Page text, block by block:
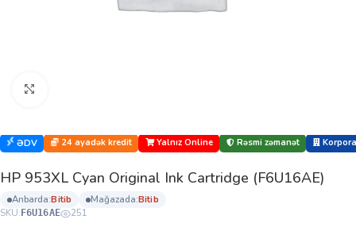
ƏDV 24 ayadək kredit Yalnız Online Rəsmi zəmanət
HP 953XL Cyan Original Ink Cartridge (F6U16AE)
anbarda: bi̇ti̇b mağazada: bi̇ti̇b
SKU: F6U16AE 251